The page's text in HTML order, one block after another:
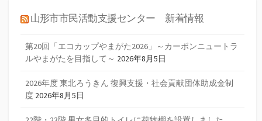
山形市市民活動支援センター 新着情報
第20回「エコカップやまがた2026」～カーボンニュートラ
ルやまがたを目指して～ 2026年8月5日
2026年度 東北ろうきん 復興支援・社会貢献団体助成金制
度 2026年8月5日